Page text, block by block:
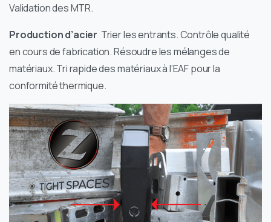
Validation des MTR.
Production d’acier Trier les entrants. Contrôle qualité
en cours de fabrication. Résoudre les mélanges de
matériaux. Tri rapide des matériaux à l’EAF pour la
conformité thermique.